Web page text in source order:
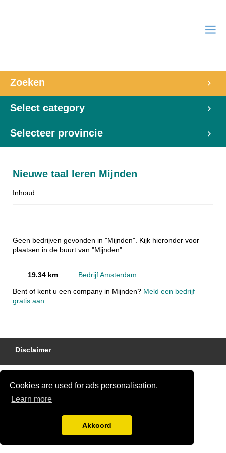
Cookies are used for ads personalisation.
Learn more
Akkoord
Zoeken
Select category
Selecteer provincie
Nieuwe taal leren Mijnden
Inhoud
Geen bedrijven gevonden in "Mijnden". Kijk hieronder voor
plaatsen in de buurt van "Mijnden".
19.34 km Bedrijf Amsterdam
Bent of kent u een company in Mijnden? Meld een bedrijf
gratis aan
Disclaimer